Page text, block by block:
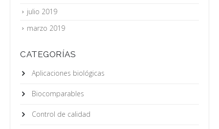
julio 2019
marzo 2019
CATEGORÍAS
Aplicaciones biológicas
Biocomparables
Control de calidad